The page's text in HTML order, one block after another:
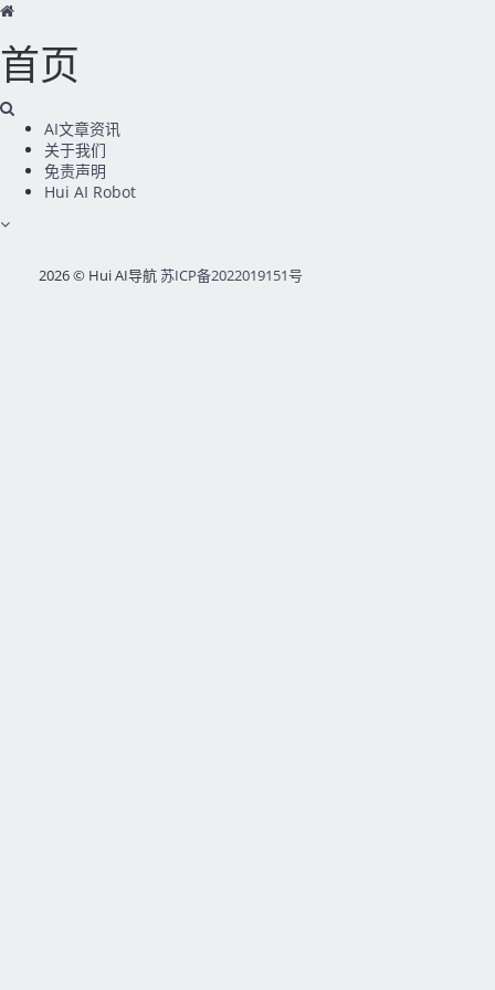
首页
AI文章资讯
关于我们
免责声明
Hui AI Robot
2026 © Hui AI导航苏ICP备2022019151号